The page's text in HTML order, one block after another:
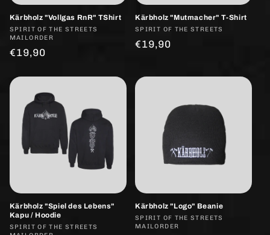
e
:
Kärbholz "Vollgas RnR" TShirt
Anbieter:
SPIRIT OF THE STREETS
MAILORDER
Normaler
€19,90
Kärbholz "Mutmacher" T-Shirt
Anbieter:
SPIRIT OF THE STREETS
Normaler
€19,90
Kärbholz "Spiel des Lebens"
Kapu / Hoodie
Anbieter:
SPIRIT OF THE STREETS
Kärbholz "Logo" Beanie
Anbieter:
SPIRIT OF THE STREETS
MAILORDER